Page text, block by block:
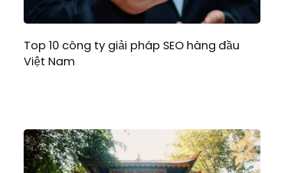
Top 10 công ty giải pháp SEO hàng đầu
Việt Nam